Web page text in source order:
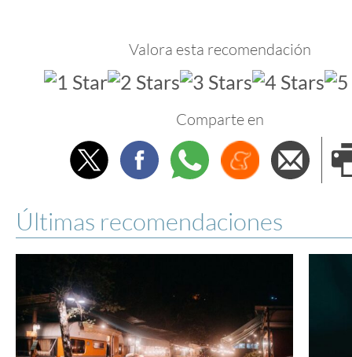
Valora esta recomendación
Comparte en
TwitterFacebookWhatsappMenéame
Últimas recomendaciones